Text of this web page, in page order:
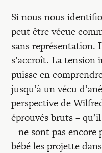
Si nous nous
peut être vécue
sans représentation.
s’accroît. La tension
puisse en
jusqu’à un vécu
perspective de
éprouvés bruts –
– ne sont pas encore
bébé les projette